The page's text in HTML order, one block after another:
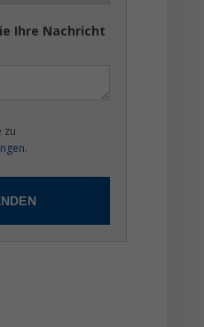
Ihre Nachricht
zu